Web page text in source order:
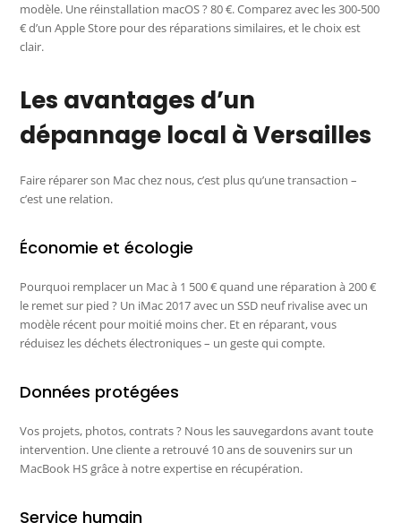
modèle. Une réinstallation macOS ? 80 €. Comparez avec les 300-500
€ d’un Apple Store pour des réparations similaires, et le choix est
clair.
Les avantages d’un
dépannage local à Versailles
Faire réparer son Mac chez nous, c’est plus qu’une transaction –
c’est une relation.
Économie et écologie
Pourquoi remplacer un Mac à 1 500 € quand une réparation à 200 €
le remet sur pied ? Un iMac 2017 avec un SSD neuf rivalise avec un
modèle récent pour moitié moins cher. Et en réparant, vous
réduisez les déchets électroniques – un geste qui compte.
Données protégées
Vos projets, photos, contrats ? Nous les sauvegardons avant toute
intervention. Une cliente a retrouvé 10 ans de souvenirs sur un
MacBook HS grâce à notre expertise en récupération.
Service humain